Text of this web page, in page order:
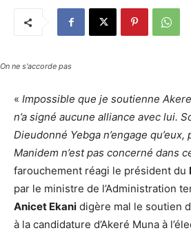
On ne s'accorde pas
« Impossible que je soutienne
n’a signé aucune alliance avec lui.
Dieudonné Yebga n’engage qu’eux,
Manidem n’est pas concerné dans
farouchement réagi le président du
par le ministre de l’Administration
Anicet Ekani digère mal le soutien
à la candidature d’Akeré Muna à